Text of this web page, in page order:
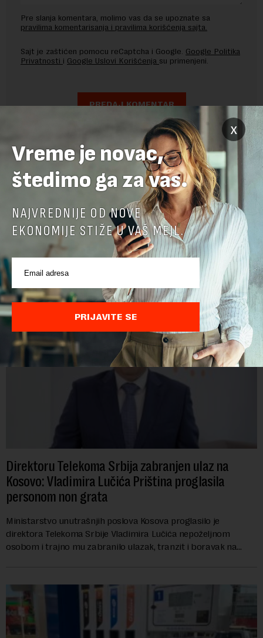
Pre slanja komentara, molimo vas da se upoznate sa
pravilima komentarisanja i pravilima korišćenja sajta.
Sajt je zaštićen pomocu reCaptcha i Google. Google Politika
Privatnosti i Google Uslovi Korišćenja su primenjeni.
Direktoru Telekoma Srbija zabranjen ulaz na
Kosovo: Vladimira Lučića Priština proglasila
personom non grata
Ministarstvo unutrašnjih poslova Kosova proglasilo je
direktora Telekoma Srbije Vladimira Lučića nepoželjnom
osobom i trajno mu zabranilo ulazak, tranzit i boravak na
x
Vreme je novac,
štedimo ga za vas.
NAJVREDNIJE OD NOVE
EKONOMIJE STIŽE U VAŠ MEJL.
PRIJAVITE SE